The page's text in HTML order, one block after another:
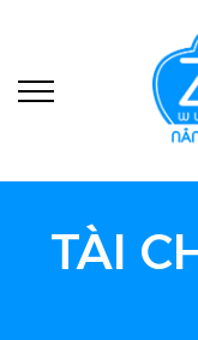
TÀI